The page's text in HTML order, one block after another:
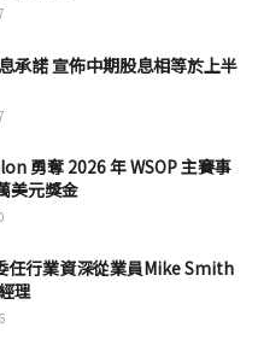
承諾 宣佈中期股息相等於上半
勇奪 2026 年 WSOP 主賽事
美元獎金
行業資深從業員Mike Smith
理